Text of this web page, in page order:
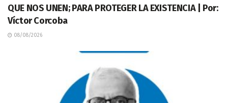
QUE NOS UNEN; PARA PROTEGER LA EXISTENCIA | Por:
Víctor Corcoba
08/08/2026